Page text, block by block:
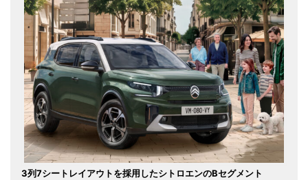
3列7シートレイアウトを採用したシトロエンのBセグメント